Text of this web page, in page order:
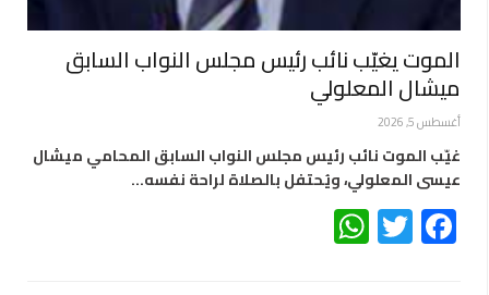
الموت يغيّب نائب رئيس مجلس النواب السابق
ميشال المعلولي
أغسطس 5, 2026
غيّب الموت نائب رئيس مجلس النواب السابق المحامي ميشال
عيسى المعلولي، ويُحتفل بالصلاة لراحة نفسه…
Facebook
Twitter